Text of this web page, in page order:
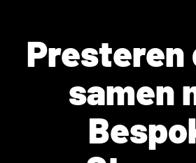
Presteren
samen